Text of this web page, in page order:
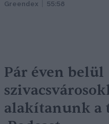
Greendex 55:58
Pár éven belül
alakítanunk a